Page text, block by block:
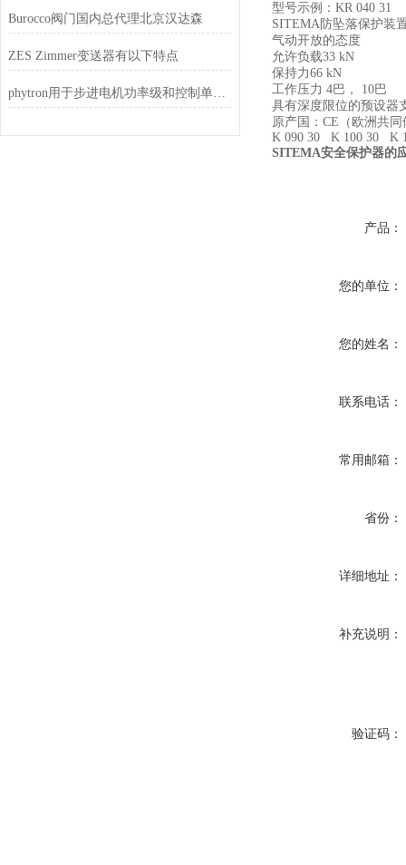
Burocco阀门国内总代理北京汉达森
ZES Zimmer变送器有以下特点
phytron用于步进电机功率级和控制单元的*电源单元
型号示例：KR 040 31
SITEMA防坠落保护装
气动开放的态度
允许负载33 kN
保持力66 kN
工作压力 4巴， 10巴
具有深度限位的预设器
原产国：CE（欧洲共同
K 090 30 K 100 30
SITEMA安全保护器的
产品：
您的单位：
您的姓名：
联系电话：
常用邮箱：
省份：
详细地址：
补充说明：
验证码：